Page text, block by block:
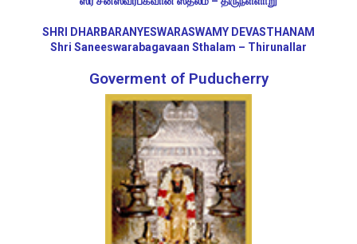
SHRI DHARBARANYESWARASWAMY DEVASTHANAM
Shri Saneeswarabagavaan Sthalam – Thirunallar
Goverment of Puducherry